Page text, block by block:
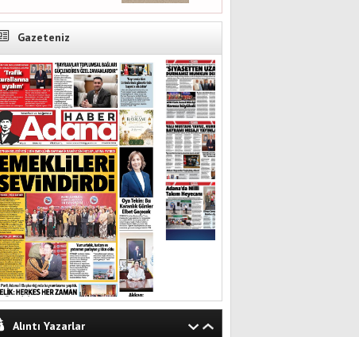
Gazeteniz
Alıntı Yazarlar